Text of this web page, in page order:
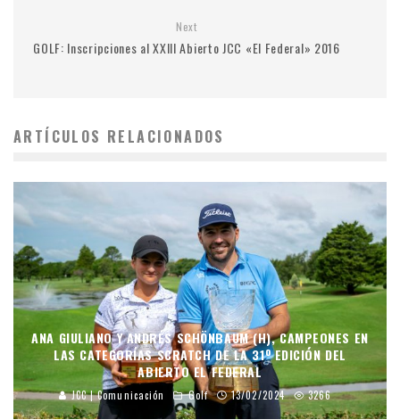
Next
GOLF: Inscripciones al XXIII Abierto JCC «El Federal» 2016
ARTÍCULOS RELACIONADOS
ANA GIULIANO Y ANDRÉS SCHÖNBAUM (H), CAMPEONES EN
LAS CATEGORÍAS SCRATCH DE LA 31º EDICIÓN DEL
ABIERTO EL FEDERAL
JCC | Comunicación Golf 13/02/2024 3266